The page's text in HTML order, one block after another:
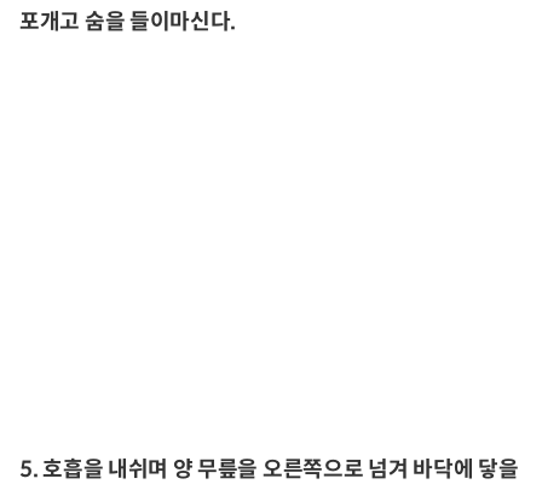
포개고 숨을 들이마신다.
5. 호흡을 내쉬며 양 무릎을 오른쪽으로 넘겨 바닥에 닿을